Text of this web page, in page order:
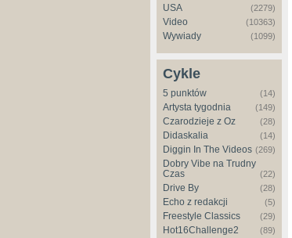
USA (2279)
Video (10363)
Wywiady (1099)
Cykle
5 punktów (14)
Artysta tygodnia (149)
Czarodzieje z Oz (28)
Didaskalia (14)
Diggin In The Videos (269)
Dobry Vibe na Trudny
Czas
(22)
Drive By (28)
Echo z redakcji (5)
Freestyle Classics (29)
Hot16Challenge2 (89)